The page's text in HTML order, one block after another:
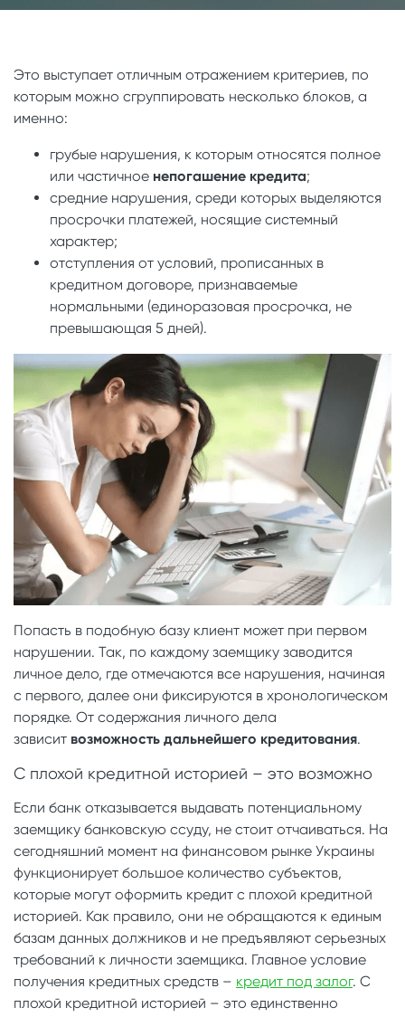
Это выступает отличным отражением критериев, по
которым можно сгруппировать несколько блоков, а
именно:
грубые нарушения, к которым относятся полное
или частичное непогашение кредита;
средние нарушения, среди которых выделяются
просрочки платежей, носящие системный
характер;
отступления от условий, прописанных в
кредитном договоре, признаваемые
нормальными (единоразовая просрочка, не
превышающая 5 дней).
Попасть в подобную базу клиент может при первом
нарушении. Так, по каждому заемщику заводится
личное дело, где отмечаются все нарушения, начиная
с первого, далее они фиксируются в хронологическом
порядке. От содержания личного дела
зависит возможность дальнейшего кредитования.
С плохой кредитной историей – это возможно
Если банк отказывается выдавать потенциальному
заемщику банковскую ссуду, не стоит отчаиваться. На
сегодняшний момент на финансовом рынке Украины
функционирует большое количество субъектов,
которые могут оформить кредит с плохой кредитной
историей. Как правило, они не обращаются к единым
базам данных должников и не предъявляют серьезных
требований к личности заемщика. Главное условие
получения кредитных средств – кредит под залог. С
плохой кредитной историей – это единственно